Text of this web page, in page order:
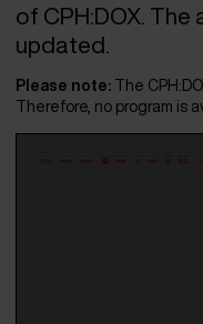
of CPH:DOX. The
updated.
Please note: The
Therefore, no program is